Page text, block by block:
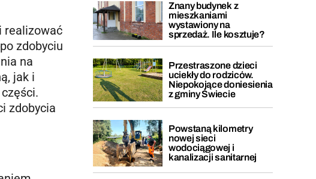
realizować
zdobyciu
na
jak i
zdobycia
Znany budynek z
mieszkaniami
wystawiony na
sprzedaż. Ile kosztuje?
Przestraszone dzieci
uciekły do rodziców.
Niepokojące doniesienia
z gminy Świecie
Powstaną kilometry
nowej sieci
wodociągowej i
kanalizacji sanitarnej